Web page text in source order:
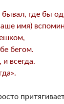
где бы
имя)
бегом.
всегда.